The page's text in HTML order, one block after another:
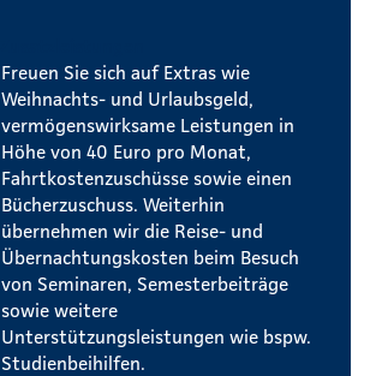
Freuen Sie sich auf Extras wie
Weihnachts- und Urlaubsgeld,
vermögenswirksame Leistungen in
Höhe von 40 Euro pro Monat,
Fahrtkostenzuschüsse sowie einen
Bücherzuschuss. Weiterhin
übernehmen wir die Reise- und
Übernachtungskosten beim Besuch
von Seminaren, Semesterbeiträge
sowie weitere
Unterstützungsleistungen wie bspw.
Studienbeihilfen.